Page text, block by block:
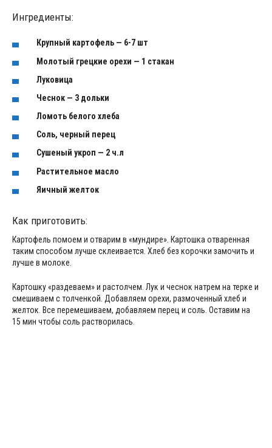
Ингредиенты:
Крупный картофель — 6-7 шт
Молотый грецкие орехи — 1 стакан
Луковица
Чеснок — 3 дольки
Ломоть белого хлеба
Соль, черный перец
Сушеный укроп — 2 ч.л
Растительное масло
Яичный желток
Как приготовить:
Картофель помоем и отварим в «мундире». Картошка отваренная
таким способом лучше склеивается. Хлеб без корочки замочить и
лучше в молоке.
Картошку «раздеваем» и растолчем. Лук и чеснок натрем на терке и
смешиваем с толченкой. Добавляем орехи, размоченный хлеб и
желток. Все перемешиваем, добавляем перец и соль. Оставим на
15 мин чтобы соль растворилась.